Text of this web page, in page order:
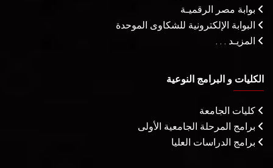
بوابة مصر الرقميـة
البوابة الإلكترونية للشكاوى الموحدة
المزيـد . . .
الكليات و البرامج النوعية
كليات الجامعة
برامج المرحلة الجامعية الأولى
برامج الدراسات العليا